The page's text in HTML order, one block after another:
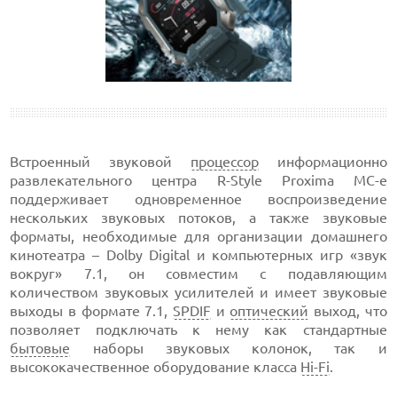
Встроенный звуковой процессоринформационно
развлекательного центра R-Style Proxima MC-e
поддерживает одновременное воспроизведение
нескольких звуковых потоков, а также звуковые
форматы, необходимые для организации домашнего
кинотеатра – Dolby Digital и компьютерных игр «звук
вокруг» 7.1, он совместим с подавляющим
количеством звуковых усилителей и имеет звуковые
выходы в формате 7.1, SPDIF и оптический выход, что
позволяет подключать к нему как стандартные
бытовые наборы звуковых колонок, так и
высококачественное оборудование класса Hi-Fi.